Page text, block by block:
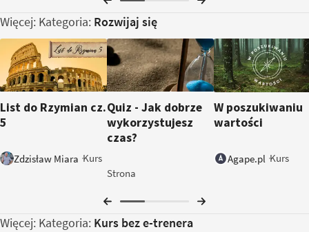
Więcej: Kategoria: Rozwijaj się
List do Rzymian cz.
5
Zdzisław Miara Kurs
Quiz - Jak dobrze
wykorzystujesz
czas?
Strona
W poszukiwaniu
wartości
Agape.pl Kurs
Więcej: Kategoria: Kurs bez e-trenera